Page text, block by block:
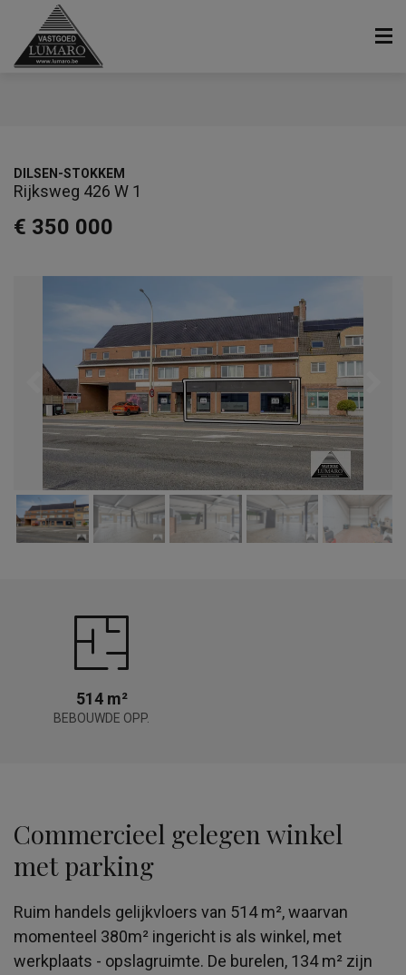
€ 350 000
DILSEN-STOKKEM
Rijksweg 426 W 1
514 m²
BEBOUWDE OPP.
Commercieel gelegen winkel
met parking
Ruim handels gelijkvloers van 514 m², waarvan
momenteel 380m² ingericht is als winkel, met
werkplaats - opslagruimte. De burelen, 134 m² zijn